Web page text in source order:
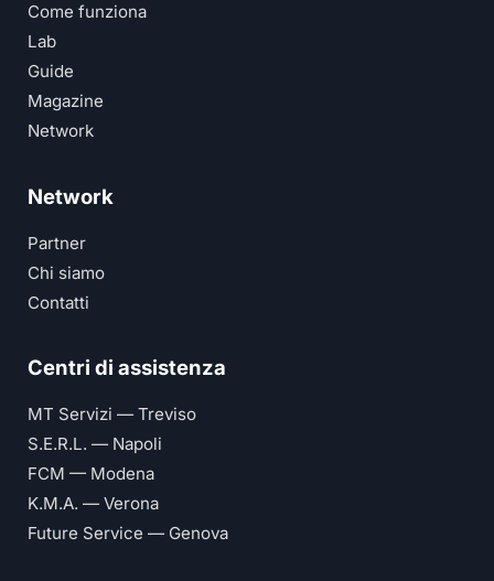
Come funziona
Lab
Guide
Magazine
Network
Network
Partner
Chi siamo
Contatti
Centri di assistenza
MT Servizi — Treviso
S.E.R.L. — Napoli
FCM — Modena
K.M.A. — Verona
Future Service — Genova